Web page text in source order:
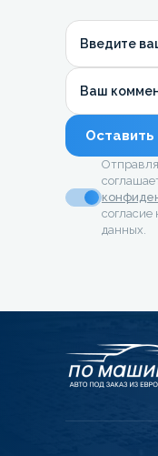
Введите
Ваш
Оставить
согласие
данных.